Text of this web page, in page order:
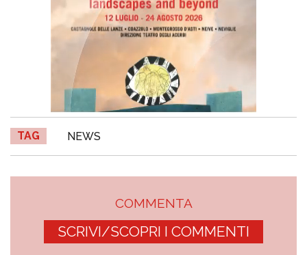
TAG NEWS
COMMENTA
SCRIVI/SCOPRI I COMMENTI